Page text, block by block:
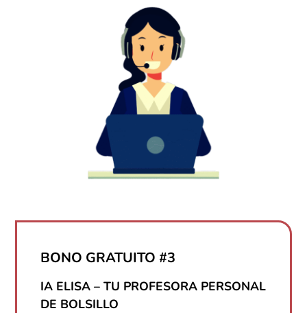
BONO GRATUITO #3
IA ELISA – TU PROFESORA PERSONAL
DE BOLSILLO